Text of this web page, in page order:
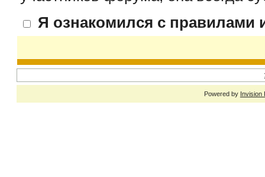
Я ознакомился с правилами
Powered by Invision